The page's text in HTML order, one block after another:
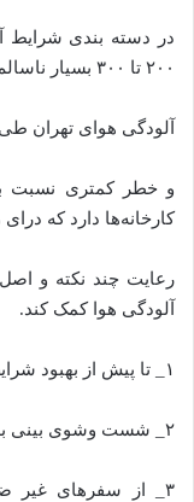
۲۰۰ تا ۳۰۰ بسیار ناسالم و ۳۰۰ به بالا خطرناک تعریف شده است.
آلودگی هوای تهران
و خطر کمتری نسبت
کارخانه‌ها دارد که
رعایت چند نکته و
آلودگی هوا کمک کند.
۱_ تا پیش از بهبود شرایط آلودگی هوا در منزل بمانید.
۲_ شست وشوی بینی به کمک سرم‌های شست وشو
۳_ از سفر‌های غیر